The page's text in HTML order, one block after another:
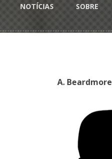
NOTÍCIAS SOBRE
A. Beardmore